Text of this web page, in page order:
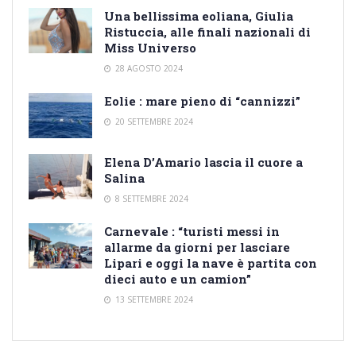
Una bellissima eoliana, Giulia
Ristuccia, alle finali nazionali di
Miss Universo
28 AGOSTO 2024
Eolie : mare pieno di “cannizzi”
20 SETTEMBRE 2024
Elena D’Amario lascia il cuore a
Salina
8 SETTEMBRE 2024
Carnevale : “turisti messi in
allarme da giorni per lasciare
Lipari e oggi la nave è partita con
dieci auto e un camion”
13 SETTEMBRE 2024